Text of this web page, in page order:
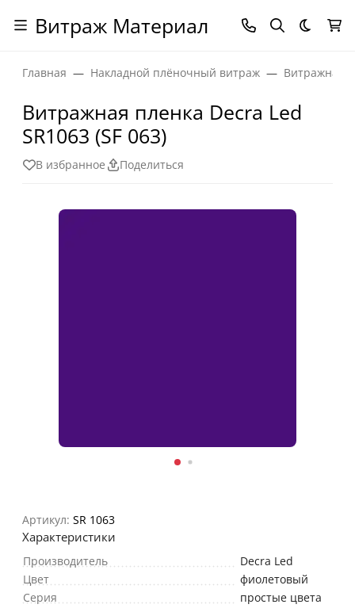
Витраж Материал Темная
Главная Накладной плёночный витраж Витражная
Витражная пленка Decra Led
SR1063 (SF 063)
В избранное Поделиться
Артикул: SR 1063
Характеристики
Производитель
Decra Led
Цвет
фиолетовый
Серия
простые цвета